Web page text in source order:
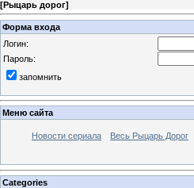
[Рыцарь дорог]
Форма входа
Логин:
Пароль:
запомнить
Меню сайта
Новости сериала Весь Рыцарь Дорог
Categories